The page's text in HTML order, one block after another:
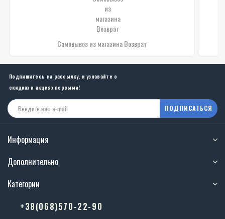
Самовывоз из магазина Возврат
Подпишитесь на рассылку, и узнавайте о
скидках и акциях первыми!
ПОДПИСАТЬСЯ
Информация
Дополнительно
Категории
+38(068)570-22-90